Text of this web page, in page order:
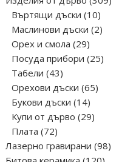
Въртящи дъски 1010
продукта
Маслинови дъски 22
Орех и смола 2929
продукта
Посуда прибори 2525
Табели 4343
продукта
Орехови дъски 6565
Букови дъски 1414
продукта
Купи от дърво 2929
Плата 7272
продукта
Лазерно гравирани 9898